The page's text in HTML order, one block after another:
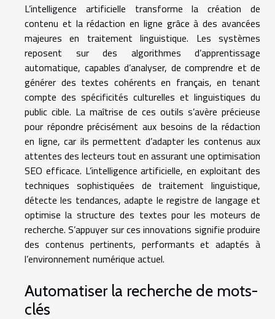
L’intelligence artificielle transforme la création de
contenu et la rédaction en ligne grâce à des avancées
majeures en traitement linguistique. Les systèmes
reposent sur des algorithmes d’apprentissage
automatique, capables d’analyser, de comprendre et de
générer des textes cohérents en français, en tenant
compte des spécificités culturelles et linguistiques du
public cible. La maîtrise de ces outils s’avère précieuse
pour répondre précisément aux besoins de la rédaction
en ligne, car ils permettent d’adapter les contenus aux
attentes des lecteurs tout en assurant une optimisation
SEO efficace. L’intelligence artificielle, en exploitant des
techniques sophistiquées de traitement linguistique,
détecte les tendances, adapte le registre de langage et
optimise la structure des textes pour les moteurs de
recherche. S’appuyer sur ces innovations signifie produire
des contenus pertinents, performants et adaptés à
l’environnement numérique actuel.
Automatiser la recherche de mots-
clés